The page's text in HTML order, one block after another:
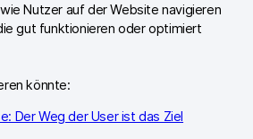
Services
für Web & Mobile
Nutzer auf der Website navigieren
gut funktionieren oder optimiert
könnte:
Der Weg der User ist das Ziel